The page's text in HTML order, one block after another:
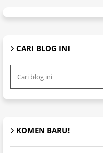
CARI BLOG INI
KOMEN BARU!